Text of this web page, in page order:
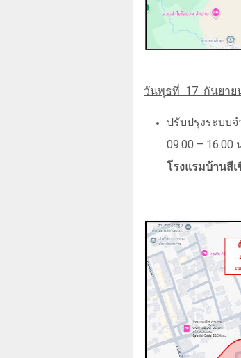
วันพุธที่ 17 กันยาย
ปรับปรุงระบบ
09.00 – 16.00
โรงแรมบ้านสีเ